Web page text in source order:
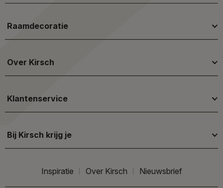
Raamdecoratie
Over Kirsch
Klantenservice
Bij Kirsch krijg je
Inspiratie Over Kirsch Nieuwsbrief